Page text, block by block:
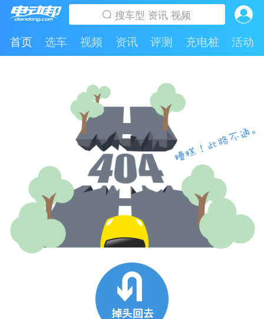
首页 选车 视频 资讯 评测 充电桩 活动